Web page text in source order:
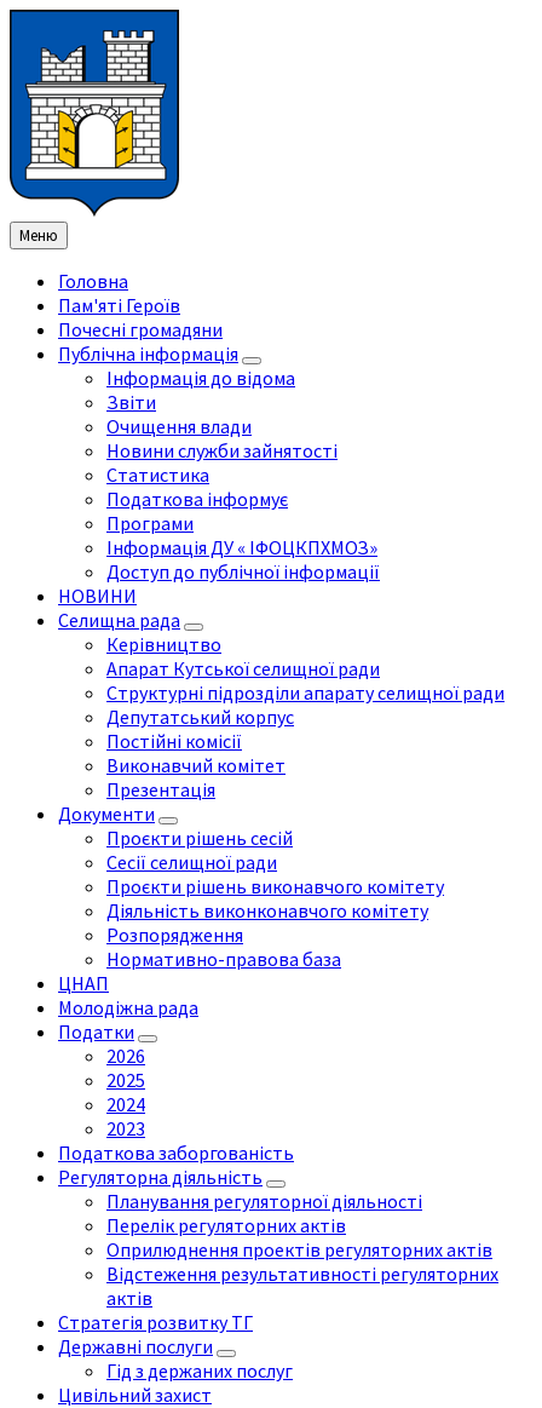
змісту
ліву
бічну
панель
праву
бічну
панель
нижнього
колонтитула
Меню
Головна
Пам'яті Героїв
Почесні громадяни
Публічна інформація
Інформація до відома
Звіти
Очищення влади
Новини служби зайнятості
Статистика
Податкова інформує
Програми
Інформація ДУ « ІФОЦКПХМОЗ»
Доступ до публічної інформації
НОВИНИ
Селищна рада
Керівництво
Апарат Кутської селищної ради
Структурні підрозділи апарату селищної ради
Депутатський корпус
Постійні комісії
Виконавчий комітет
Презентація
Документи
Проєкти рішень сесій
Сесії селищної ради
Проєкти рішень виконавчого комітету
Діяльність виконконавчого комітету
Розпорядження
Нормативно-правова база
ЦНАП
Молодіжна рада
Податки
2026
2025
2024
2023
Податкова заборгованість
Регуляторна діяльність
Планування регуляторної діяльності
Перелік регуляторних актів
Оприлюднення проектів регуляторних актів
Відстеження результативності регуляторних
актів
Стратегія розвитку ТГ
Державні послуги
Гід з держаних послуг
Цивільний захист